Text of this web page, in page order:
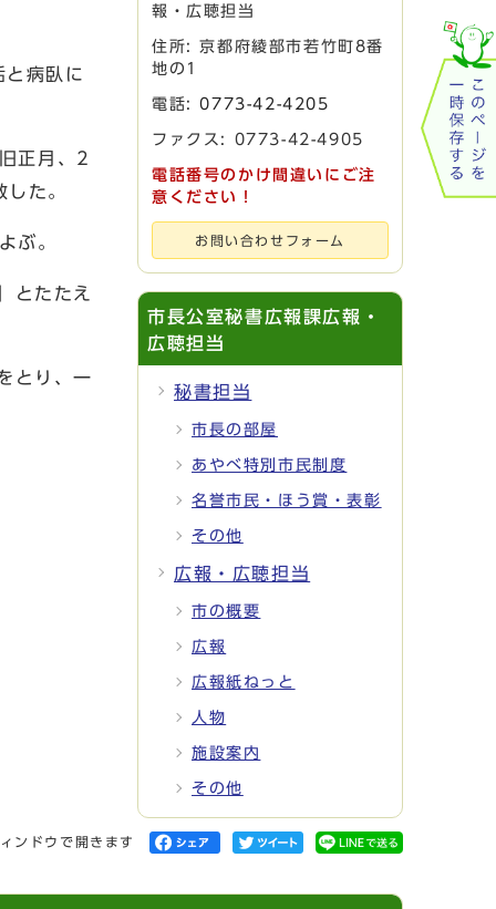
病臥に
正月、2
た。
ぶ。
とたたえ
とり、一
報・広聴担当
住所: 京都府綾部市若竹町8番
地の1
電話:0773-42-4205
ファクス: 0773-42-4905
電話番号のかけ間違いにご注
意ください！
お問い合わせフォーム
市長公室秘書広報課広報・
広聴担当
秘書担当
市長の部屋
あやべ特別市民制度
名誉市民・ほう賞・表彰
その他
広報・広聴担当
市の概要
広報
広報紙ねっと
人物
施設案内
その他
ンドウで開きます